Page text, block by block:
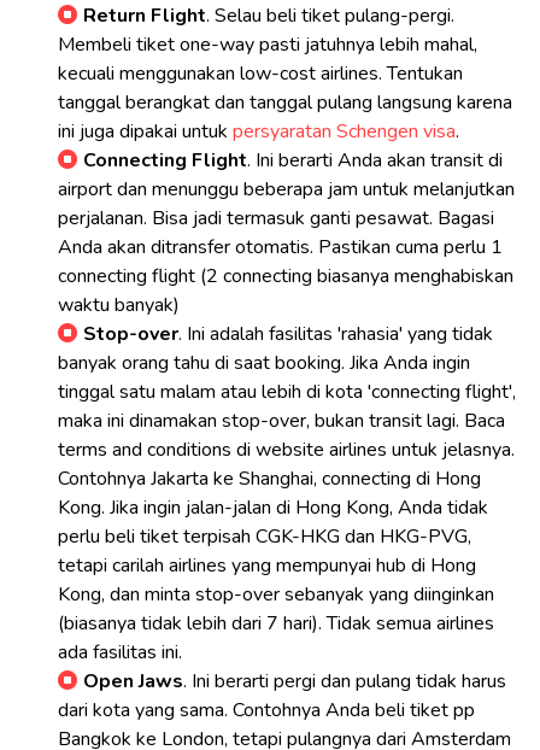
Return Flight. Selau beli tiket pulang-pergi.
Membeli tiket one-way pasti jatuhnya lebih mahal,
kecuali menggunakan low-cost airlines. Tentukan
tanggal berangkat dan tanggal pulang langsung karena
ini juga dipakai untuk persyaratan Schengen visa.
Connecting Flight. Ini berarti Anda akan transit di
airport dan menunggu beberapa jam untuk melanjutkan
perjalanan. Bisa jadi termasuk ganti pesawat. Bagasi
Anda akan ditransfer otomatis. Pastikan cuma perlu 1
connecting flight (2 connecting biasanya menghabiskan
waktu banyak)
Stop-over. Ini adalah fasilitas 'rahasia' yang tidak
banyak orang tahu di saat booking. Jika Anda ingin
tinggal satu malam atau lebih di kota 'connecting flight',
maka ini dinamakan stop-over, bukan transit lagi. Baca
terms and conditions di website airlines untuk jelasnya.
Contohnya Jakarta ke Shanghai, connecting di Hong
Kong. Jika ingin jalan-jalan di Hong Kong, Anda tidak
perlu beli tiket terpisah CGK-HKG dan HKG-PVG,
tetapi carilah airlines yang mempunyai hub di Hong
Kong, dan minta stop-over sebanyak yang diinginkan
(biasanya tidak lebih dari 7 hari). Tidak semua airlines
ada fasilitas ini.
Open Jaws. Ini berarti pergi dan pulang tidak harus
dari kota yang sama. Contohnya Anda beli tiket pp
Bangkok ke London, tetapi pulangnya dari Amsterdam